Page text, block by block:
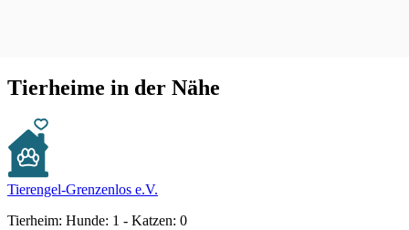
Tierheime in der Nähe
Tierengel-Grenzenlos e.V.
Tierheim: Hunde: 1 - Katzen: 0